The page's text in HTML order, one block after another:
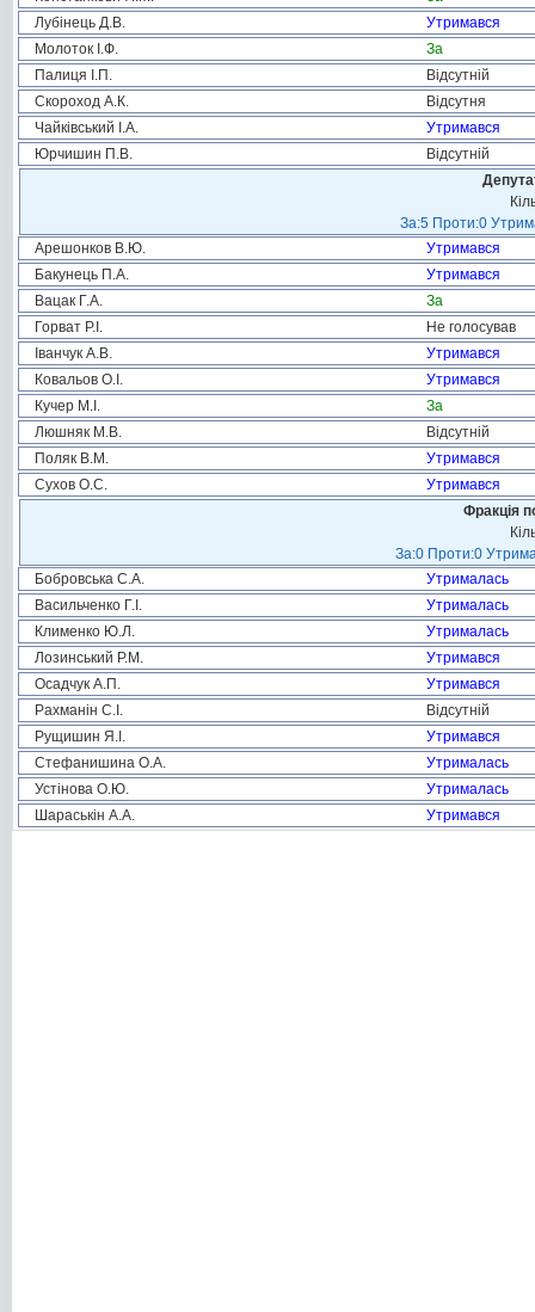
Лубінець Д.В.
Утримався
Молоток І.Ф.
За
Палиця І.П.
Відсутній
Скороход А.К.
Відсутня
Чайківський І.А.
Утримався
Юрчишин П.В.
Відсутній
За:5 Проти:0
Арешонков В.Ю.
Утримався
Бакунець П.А.
Утримався
Вацак Г.А.
За
Горват Р.І.
Не голосував
Іванчук А.В.
Утримався
Ковальов О.І.
Утримався
Кучер М.І.
За
Люшняк М.В.
Відсутній
Поляк В.М.
Утримався
Сухов О.С.
Утримався
Фракція
За:0 Проти:0
Бобровська С.А.
Утрималась
Васильченко Г.І.
Утрималась
Клименко Ю.Л.
Утрималась
Лозинський Р.М.
Утримався
Осадчук А.П.
Утримався
Рахманін С.І.
Відсутній
Рущишин Я.І.
Утримався
Стефанишина О.А.
Утрималась
Устінова О.Ю.
Утрималась
Шараськін А.А.
Утримався